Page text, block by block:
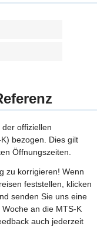
offiziellen
bezogen. Dies gilt
Öffnungszeiten.
zu korrigieren! Wenn
feststellen, klicken
senden Sie uns eine
an die MTS-K
auch jederzeit